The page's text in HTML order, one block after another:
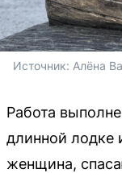
Источник: Алёна
Работа
длинной
женщина,